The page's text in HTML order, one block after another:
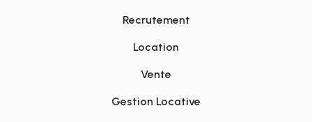
Recrutement
Location
Vente
Gestion Locative